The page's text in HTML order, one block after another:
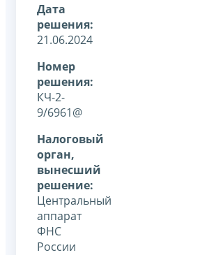
Дата
решения:
21.06.2024
Номер
решения:
КЧ-2-
9/6961@
Налоговый
орган,
вынесший
решение:
Центральный
аппарат
ФНС
России